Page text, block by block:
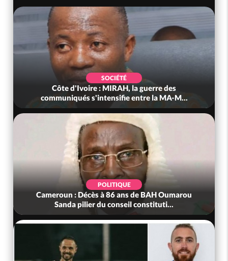
SOCIÉTÉ
Côte d'Ivoire : MIRAH, la guerre des
communiqués s'intensifie entre la MA-M...
POLITIQUE
Cameroun : Décès à 86 ans de BAH Oumarou
Sanda pilier du conseil constituti...